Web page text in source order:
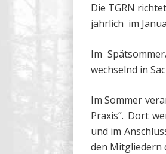
Die TGRN
jährlich im
Im
wechselnd in
Im Sommer
Praxis”. Dort
und im
den Mitgliedern